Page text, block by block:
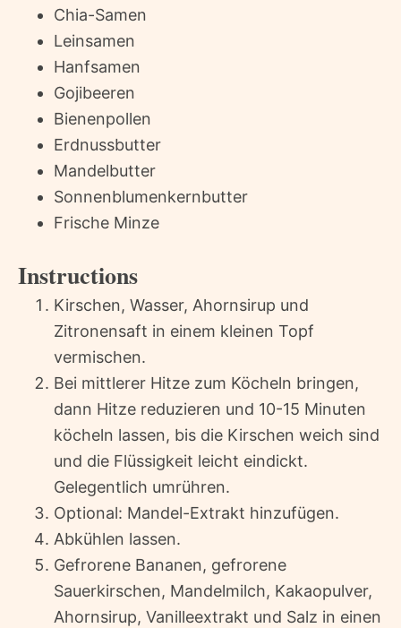
Chia-Samen
Leinsamen
Hanfsamen
Gojibeeren
Bienenpollen
Erdnussbutter
Mandelbutter
Sonnenblumenkernbutter
Frische Minze
Instructions
Kirschen, Wasser, Ahornsirup und
Zitronensaft in einem kleinen Topf
vermischen.
Bei mittlerer Hitze zum Köcheln bringen,
dann Hitze reduzieren und 10-15 Minuten
köcheln lassen, bis die Kirschen weich sind
und die Flüssigkeit leicht eindickt.
Gelegentlich umrühren.
Optional: Mandel-Extrakt hinzufügen.
Abkühlen lassen.
Gefrorene Bananen, gefrorene
Sauerkirschen, Mandelmilch, Kakaopulver,
Ahornsirup, Vanilleextrakt und Salz in einen